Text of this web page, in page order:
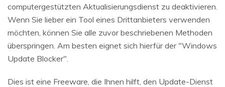
computergestützten Aktualisierungsdienst zu deaktivieren.
Wenn Sie lieber ein Tool eines Drittanbieters verwenden
möchten, können Sie alle zuvor beschriebenen Methoden
überspringen. Am besten eignet sich hierfür der "Windows
Update Blocker".
Dies ist eine Freeware, die Ihnen hilft, den Update-Dienst